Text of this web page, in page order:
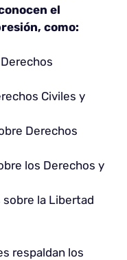
el
como:
Civiles y
Derechos
los Derechos y
sobre la Libertad
respaldan los